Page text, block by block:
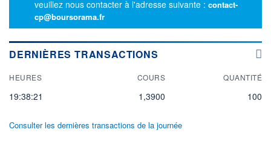
veuillez nous contacter à l'adresse suivante : contact-
cp@boursorama.fr
DERNIÈRES TRANSACTIONS
HEURES COURS QUANTITÉ
19:38:21 1,3900 100
Consulter les dernières transactions de la journée